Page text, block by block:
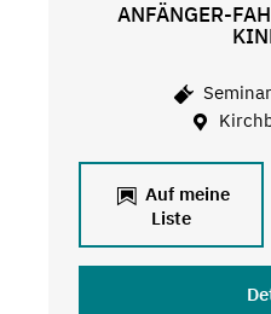
ANFÄNGER-
Auf meine
Liste